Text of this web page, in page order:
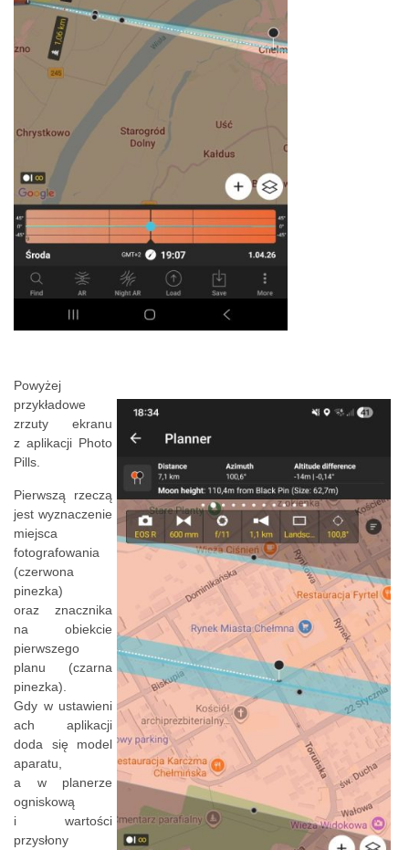
Powyżej
przykładowe
zrzuty ekranu
z aplikacji Photo
Pills.
Pierwszą rzeczą
jest wyznaczenie
miejsca
fotografowania
(czerwona
pinezka)
oraz znacznika
na obiekcie
pierwszego
planu (czarna
pinezka).
Gdy w ustawieni
ach aplikacji
doda się model
aparatu,
a w planerze
ogniskową
i wartości
przysłony